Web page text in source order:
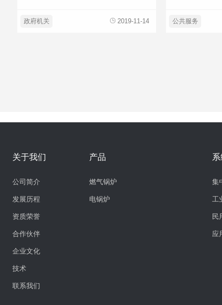
政府机关 2019-11-14 公共服务
关于我们
公司简介
发展历程
资质荣誉
合作伙伴
企业文化
技术
联系我们
产品
燃气锅炉
电锅炉
集
工
民
应